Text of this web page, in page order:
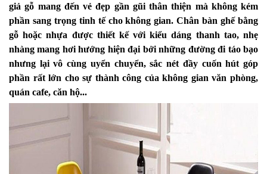
giả gỗ mang đến vẻ đẹp gần gũi thân thiện mà không kém
phần sang trọng tinh tế cho không gian. Chân bàn ghế bằng
gỗ hoặc nhựa được thiết kế với kiểu dáng thanh tao, nhẹ
nhàng mang hơi hướng hiện đại bởi những đường đi táo bạo
nhưng lại vô cùng uyển chuyển, sắc nét đầy cuốn hút góp
phần rất lớn cho sự thành công của không gian văn phòng,
quán cafe, căn hộ...